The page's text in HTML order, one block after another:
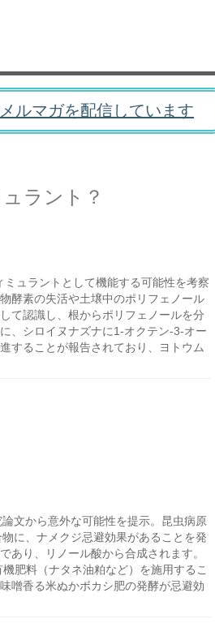
ルマガを配信しています
ラント？
ュラントとして機能する可能性を考察
酵素の失活や土壌中のポリフェノール
て認識し、根からポリフェノールを分
、シロイヌナズナに1-オクテン-3-オー
することが報告されており、ヨトウム
文から意外な可能性を提示。昆虫病原
に、ナメクジ忌避効果があることを発
あり、リノール酸から合成されます。
肥料（ナタネ油粕など）を施用するこ
噌香る米ぬかボカシ肥の発酵が忌避効